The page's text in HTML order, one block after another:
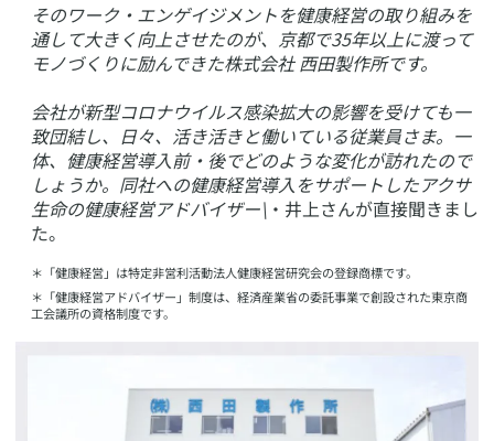
そのワーク・エンゲイジメントを健康経営の取り組みを
通して大きく向上させたのが、京都で35年以上に渡って
モノづくりに励んできた株式会社 西田製作所です。
会社が新型コロナウイルス感染拡大の影響を受けても一
致団結し、日々、活き活きと働いている従業員さま。一
体、健康経営導入前・後でどのような変化が訪れたので
しょうか。同社への健康経営導入をサポートしたアクサ
生命の健康経営アドバイザー\ ・井上さんが直接聞きまし
た。
​＊「健康経営」は特定非営利活動法人健康経営研究会の登録商標です。
＊「健康経営アドバイザー」制度は、経済産業省の委託事業で創設された東京商
工会議所の資格制度です。